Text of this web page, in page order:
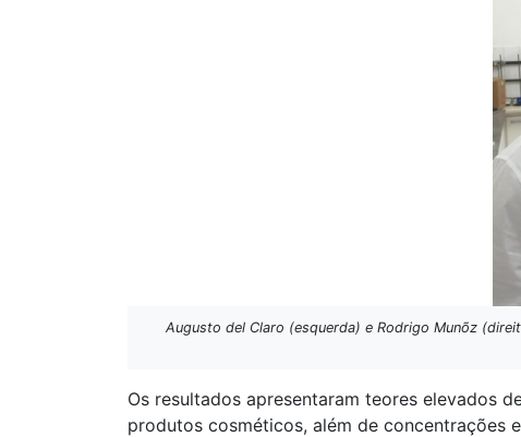
Augusto del Claro (esquerda) e Rodrigo Munõz
Os resultados apresentaram teores elevados
produtos cosméticos, além de concentrações